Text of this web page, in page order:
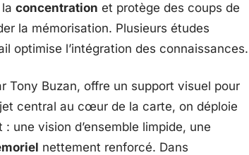
concentration et protège des coups de
la mémorisation. Plusieurs études
optimise l’intégration des connaissances.
Tony Buzan, offre un support visuel pour
central au cœur de la carte, on déploie
une vision d’ensemble limpide, une
nettement renforcé. Dans